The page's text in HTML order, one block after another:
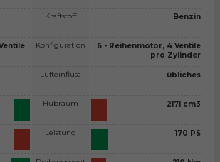
Kraftstoff
Konfiguration
Lufteinfluss
Hubraum
Leistung
Benzin
6 - Reihenmotor, 4 Ventile
pro Zylinder
übliches
2171 cm3
170 PS